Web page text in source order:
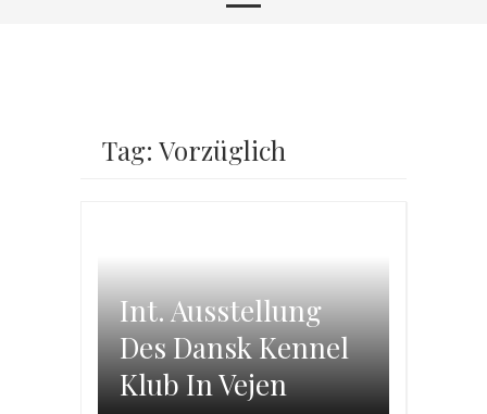
Tag: Vorzüglich
Int. Ausstellung
Des Dansk Kennel
Klub In Vejen